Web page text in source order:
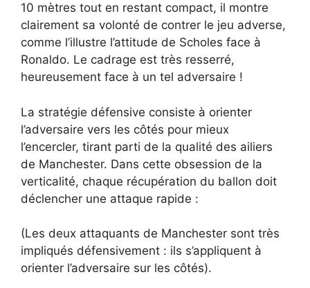
10 mètres tout en restant compact, il montre
clairement sa volonté de contrer le jeu adverse,
comme l’illustre l’attitude de Scholes face à
Ronaldo. Le cadrage est très resserré,
heureusement face à un tel adversaire !
La stratégie défensive consiste à orienter
l’adversaire vers les côtés pour mieux
l’encercler, tirant parti de la qualité des ailiers
de Manchester. Dans cette obsession de la
verticalité, chaque récupération du ballon doit
déclencher une attaque rapide :
(Les deux attaquants de Manchester sont très
impliqués défensivement : ils s’appliquent à
orienter l’adversaire sur les côtés).